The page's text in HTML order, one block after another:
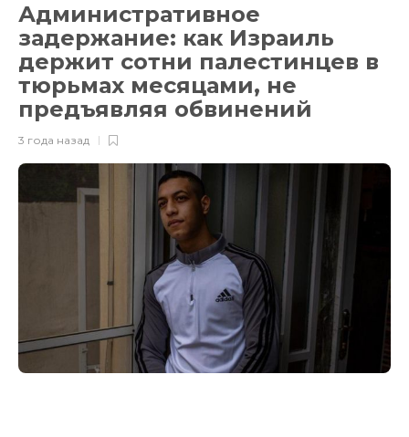
Административное
задержание: как Израиль
держит сотни палестинцев в
тюрьмах месяцами, не
предъявляя обвинений
3 года назад